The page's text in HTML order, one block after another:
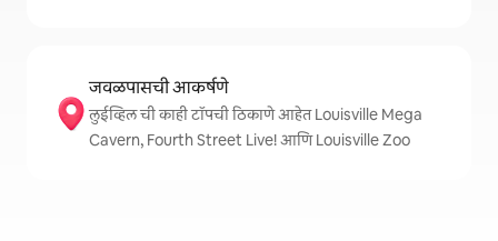
जवळपासची आकर्षणे
लुईव्हिल ची काही टॉपची ठिकाणे आहेत Louisville Mega
Cavern, Fourth Street Live! आणि Louisville Zoo